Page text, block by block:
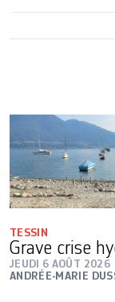
TESSIN
Grave crise
JEUDI 6 AOÛT 2026
ANDRÉE-MARIE